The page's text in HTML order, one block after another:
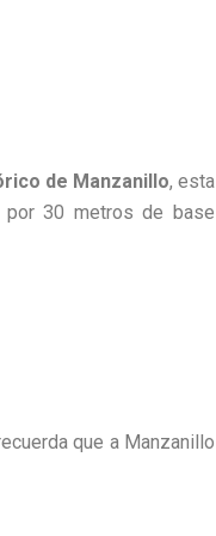
de Manzanillo, esta
30 metros de base
que a Manzanillo